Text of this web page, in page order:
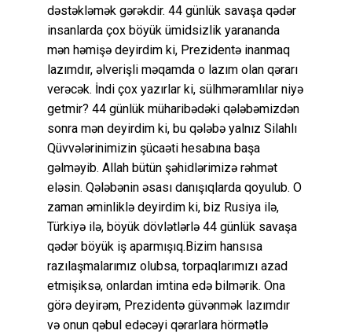
dəstəkləmək gərəkdir. 44 günlük savaşa qədər
insanlarda çox böyük ümidsizlik yarananda
mən həmişə deyirdim ki, Prezidentə inanmaq
lazımdır, əlverişli məqamda o lazım olan qərarı
verəcək. İndi çox yazırlar ki, sülhməramlılar niyə
getmir? 44 günlük müharibədəki qələbəmizdən
sonra mən deyirdim ki, bu qələbə yalnız Silahlı
Qüvvələrinimizin şücaəti hesabına başa
gəlməyib. Allah bütün şəhidlərimizə rəhmət
eləsin. Qələbənin əsası danışıqlarda qoyulub. O
zaman əminliklə deyirdim ki, biz Rusiya ilə,
Türkiyə ilə, böyük dövlətlərlə 44 günlük savaşa
qədər böyük iş aparmışıq.Bizim hansısa
razılaşmalarımız olubsa, torpaqlarımızı azad
etmişiksə, onlardan imtina edə bilmərik. Ona
görə deyirəm, Prezidentə güvənmək lazımdır
və onun qəbul edəcəyi qərarlara hörmətlə